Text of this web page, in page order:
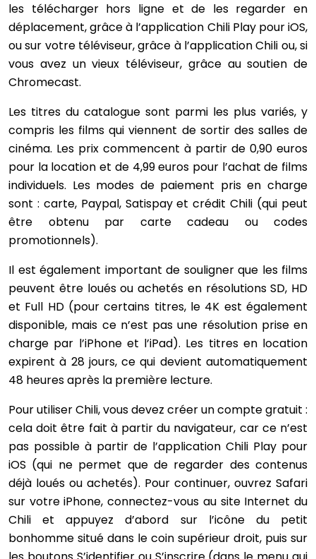
les télécharger hors ligne et de les regarder en
déplacement, grâce à l’application Chili Play pour iOS,
ou sur votre téléviseur, grâce à l’application Chili ou, si
vous avez un vieux téléviseur, grâce au soutien de
Chromecast.
Les titres du catalogue sont parmi les plus variés, y
compris les films qui viennent de sortir des salles de
cinéma. Les prix commencent à partir de 0,90 euros
pour la location et de 4,99 euros pour l’achat de films
individuels. Les modes de paiement pris en charge
sont : carte, Paypal, Satispay et crédit Chili (qui peut
être obtenu par carte cadeau ou codes
promotionnels).
Il est également important de souligner que les films
peuvent être loués ou achetés en résolutions SD, HD
et Full HD (pour certains titres, le 4K est également
disponible, mais ce n’est pas une résolution prise en
charge par l’iPhone et l’iPad). Les titres en location
expirent à 28 jours, ce qui devient automatiquement
48 heures après la première lecture.
Pour utiliser Chili, vous devez créer un compte gratuit :
cela doit être fait à partir du navigateur, car ce n’est
pas possible à partir de l’application Chili Play pour
iOS (qui ne permet que de regarder des contenus
déjà loués ou achetés). Pour continuer, ouvrez Safari
sur votre iPhone, connectez-vous au site Internet du
Chili et appuyez d’abord sur l’icône du petit
bonhomme situé dans le coin supérieur droit, puis sur